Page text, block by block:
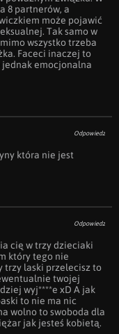
8 partnerów, a
może pojawić
Tak samo w
wszystko trzeba
Faceci inaczej to
emocjonalna
Odpowiedz
która nie jest
Odpowiedz
cię w trzy dzieciaki
który tego nie
trzy laski przelecisz to
twojej
wyj****e xD A jak
to nie ma nic
wolno to swoboda dla
jak jesteś kobietą.